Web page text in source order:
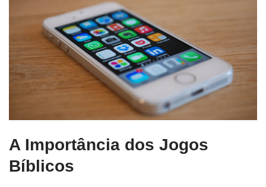
A Importância dos Jogos
Bíblicos